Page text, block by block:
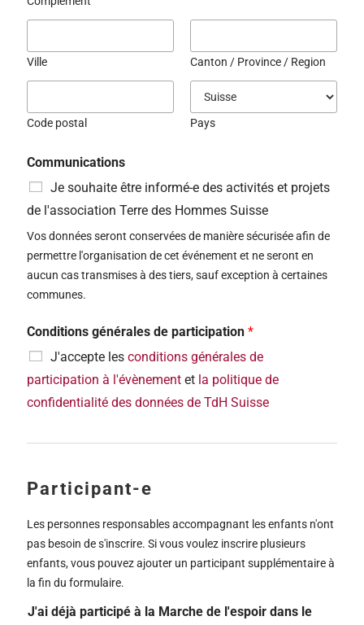
Ville Canton / Province / Region
Code postal Pays
Communications
Je souhaite être informé-e des activités et projets
de l'association Terre des Hommes Suisse
Vos données seront conservées de manière sécurisée afin de
permettre l'organisation de cet événement et ne seront en
aucun cas transmises à des tiers, sauf exception à certaines
communes.
Conditions générales de participation*
J'accepte lesconditions générales de
participation à l'évènement et la politique de
confidentialité des données de TdH Suisse
Participant-e
Les personnes responsables accompagnant les enfants n'ont
pas besoin de s'inscrire. Si vous voulez inscrire plusieurs
enfants, vous pouvez ajouter un participant supplémentaire à
la fin du formulaire.
J'ai déjà participé à la Marche de l'espoir dans le